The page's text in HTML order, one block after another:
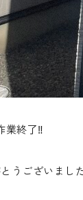
業終了‼️
うございまし